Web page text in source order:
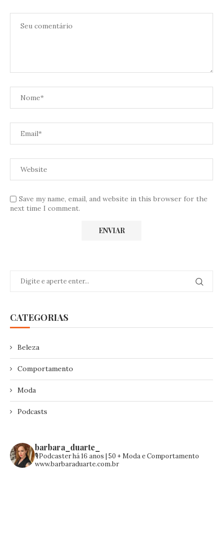
Save my name, email, and website in this browser for the
next time I comment.
CATEGORIAS
Beleza
Comportamento
Moda
Podcasts
barbara_duarte_
🎙️Podcaster há 16 anos | 50 +Moda e Comportamento
www.barbaraduarte.com.br